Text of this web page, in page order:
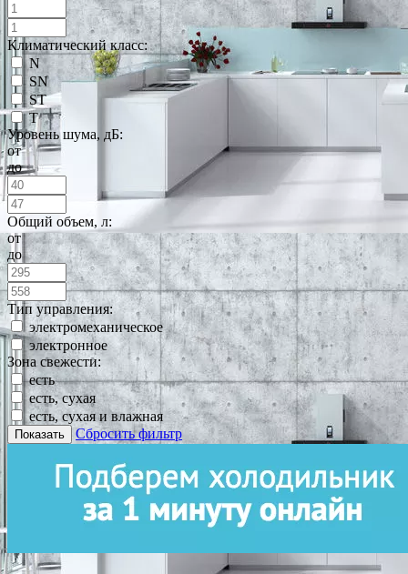
Климатический класс:
N
SN
ST
T
Уровень шума, дБ:
от
до
Общий объем, л:
от
до
Тип управления:
электромеханическое
электронное
Зона свежести:
есть
есть, сухая
есть, сухая и влажная
Показать Сбросить фильтр